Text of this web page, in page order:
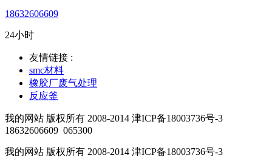
18632606609
24小时
友情链接 :
smc材料
橡胶厂废气处理
反应釜
我的网站 版权所有 2008-2014 津ICP备18003736号-3
18632606609 065300
我的网站 版权所有 2008-2014 津ICP备18003736号-3